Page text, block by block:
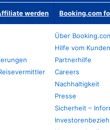
werden Booking.com
Über
Hilfe vom
Partnerhilfe
Careers
Nachhaltigkeit
Presse
Sicherheit –